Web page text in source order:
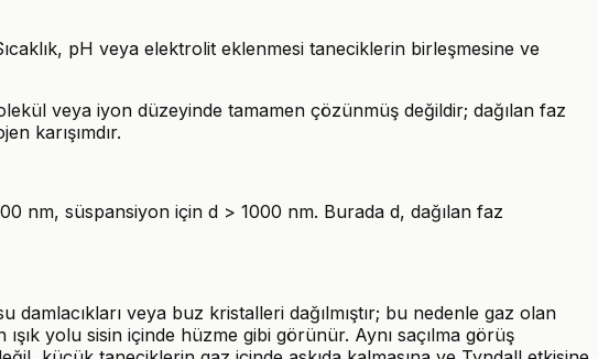
pH veya elektrolit eklenmesi taneciklerin birleşmesine ve
veya iyon düzeyinde tamamen çözünmüş değildir; dağılan faz
karışımdır.
nm, süspansiyon için d > 1000 nm. Burada d, dağılan faz
veya buz kristalleri dağılmıştır; bu nedenle gaz olan
ışık yolu sisin içinde hüzme gibi görünür. Aynı saçılma görüş